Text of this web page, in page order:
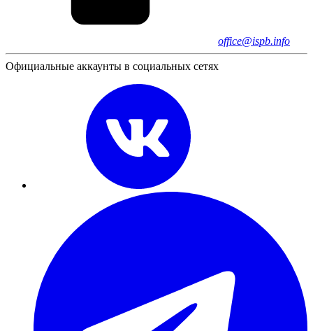
office@ispb.info
Официальные аккаунты в социальных сетях